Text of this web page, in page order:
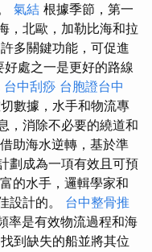
氣結 根據季節，第一
，北歐，加勒比海和拉
多關鍵功能，可促進
處之一是更好的路線
台中刮痧 台胞證台中
數據，水手和物流專
，消除不必要的繞道和
借助海水逆轉，基於準
劃成為一項有效且可預
的水手，邏輯學家和
設計的。 台中整骨推
率是有效物流過程和海
到缺失的船並將其位